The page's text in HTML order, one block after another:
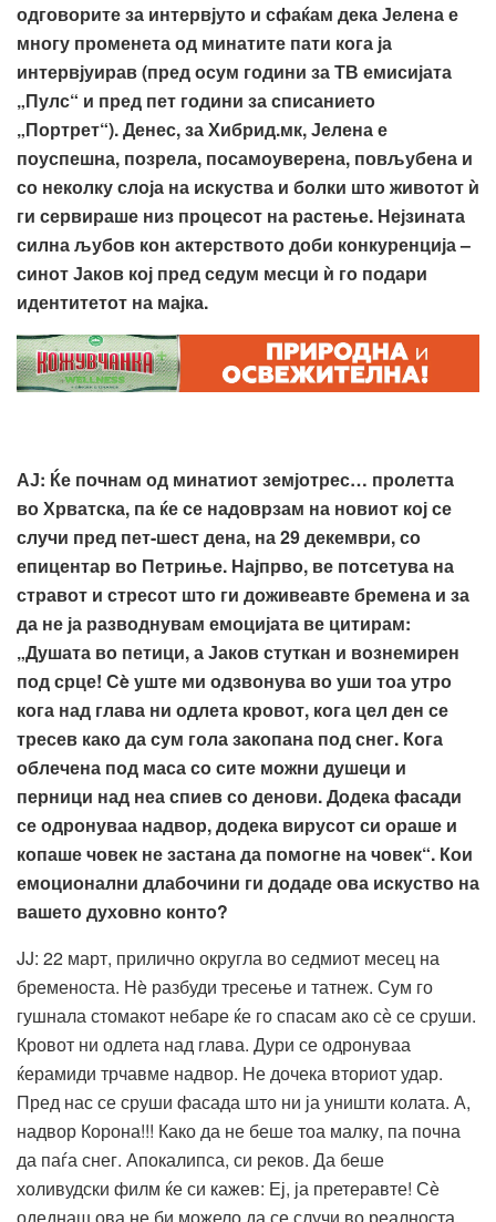
одговорите за интервјуто и сфаќам дека Јелена е
многу променета од минатите пати кога ја
интервјуирав (пред осум години за ТВ емисијата
„Пулс“ и пред пет години за списанието
„Портрет“). Денес, за Хибрид.мк, Јелена е
поуспешна, позрела, посамоуверена, повљубена и
со неколку слоја на искуства и болки што животот ѝ
ги сервираше низ процесот на растење. Нејзината
силна љубов кон актерството доби конкуренција –
синот Јаков кој пред седум месци ѝ го подари
идентитетот на мајка.
АЈ: Ќе почнам од минатиот земјотрес… пролетта
во Хрватска, па ќе се надоврзам на новиот кој се
случи пред пет-шест дена, на 29 декември, со
епицентар во Петриње. Најпрво, ве потсетува на
стравот и стресот што ги доживеавте бремена и за
да не ја разводнувам емоцијата ве цитирам:
„Душата во петици, а Јаков стуткан и вознемирен
под срце! Сè уште ми одзвонува во уши тоа утро
кога над глава ни одлета кровот, кога цел ден се
тресев како да сум гола закопана под снег. Кога
облечена под маса со сите можни душеци и
перници над неа спиев со денови. Додека фасади
се одронуваа надвор, додека вирусот си ораше и
копаше човек не застана да помогне на човек“. Кои
емоционални длабочини ги додаде ова искуство на
вашето духовно конто?
JJ: 22 март, прилично округла во седмиот месец на
бременоста. Нè разбуди тресење и татнеж. Сум го
гушнала стомакот небаре ќе го спасам ако сѐ се сруши.
Кровот ни одлета над глава. Дури се одронуваа
ќерамиди трчавме надвор. Не дочека вториот удар.
Пред нас се сруши фасада што ни ја уништи колата. А,
надвор Корона!!! Како да не беше тоа малку, па почна
да паѓа снег. Апокалипса, си реков. Да беше
холивудски филм ќе си кажев: Еј, ја претеравте! Сѐ